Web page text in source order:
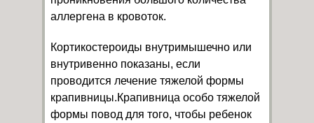
аллергена в кровоток.
Кортикостероиды внутримышечно или
внутривенно показаны, если
проводится лечение тяжелой формы
крапивницы.Крапивница особо тяжелой
формы повод для того, чтобы ребенок